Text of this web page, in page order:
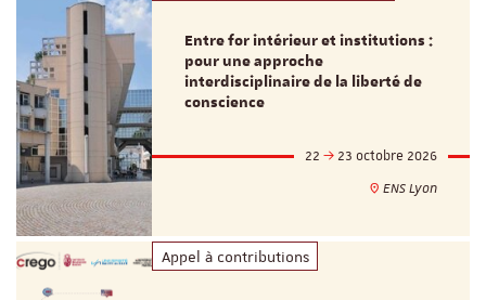
Entre for intérieur et institutions :
pour une approche
interdisciplinaire de la liberté de
conscience
22
23 octobre 2026
ENS Lyon
Appel à contributions